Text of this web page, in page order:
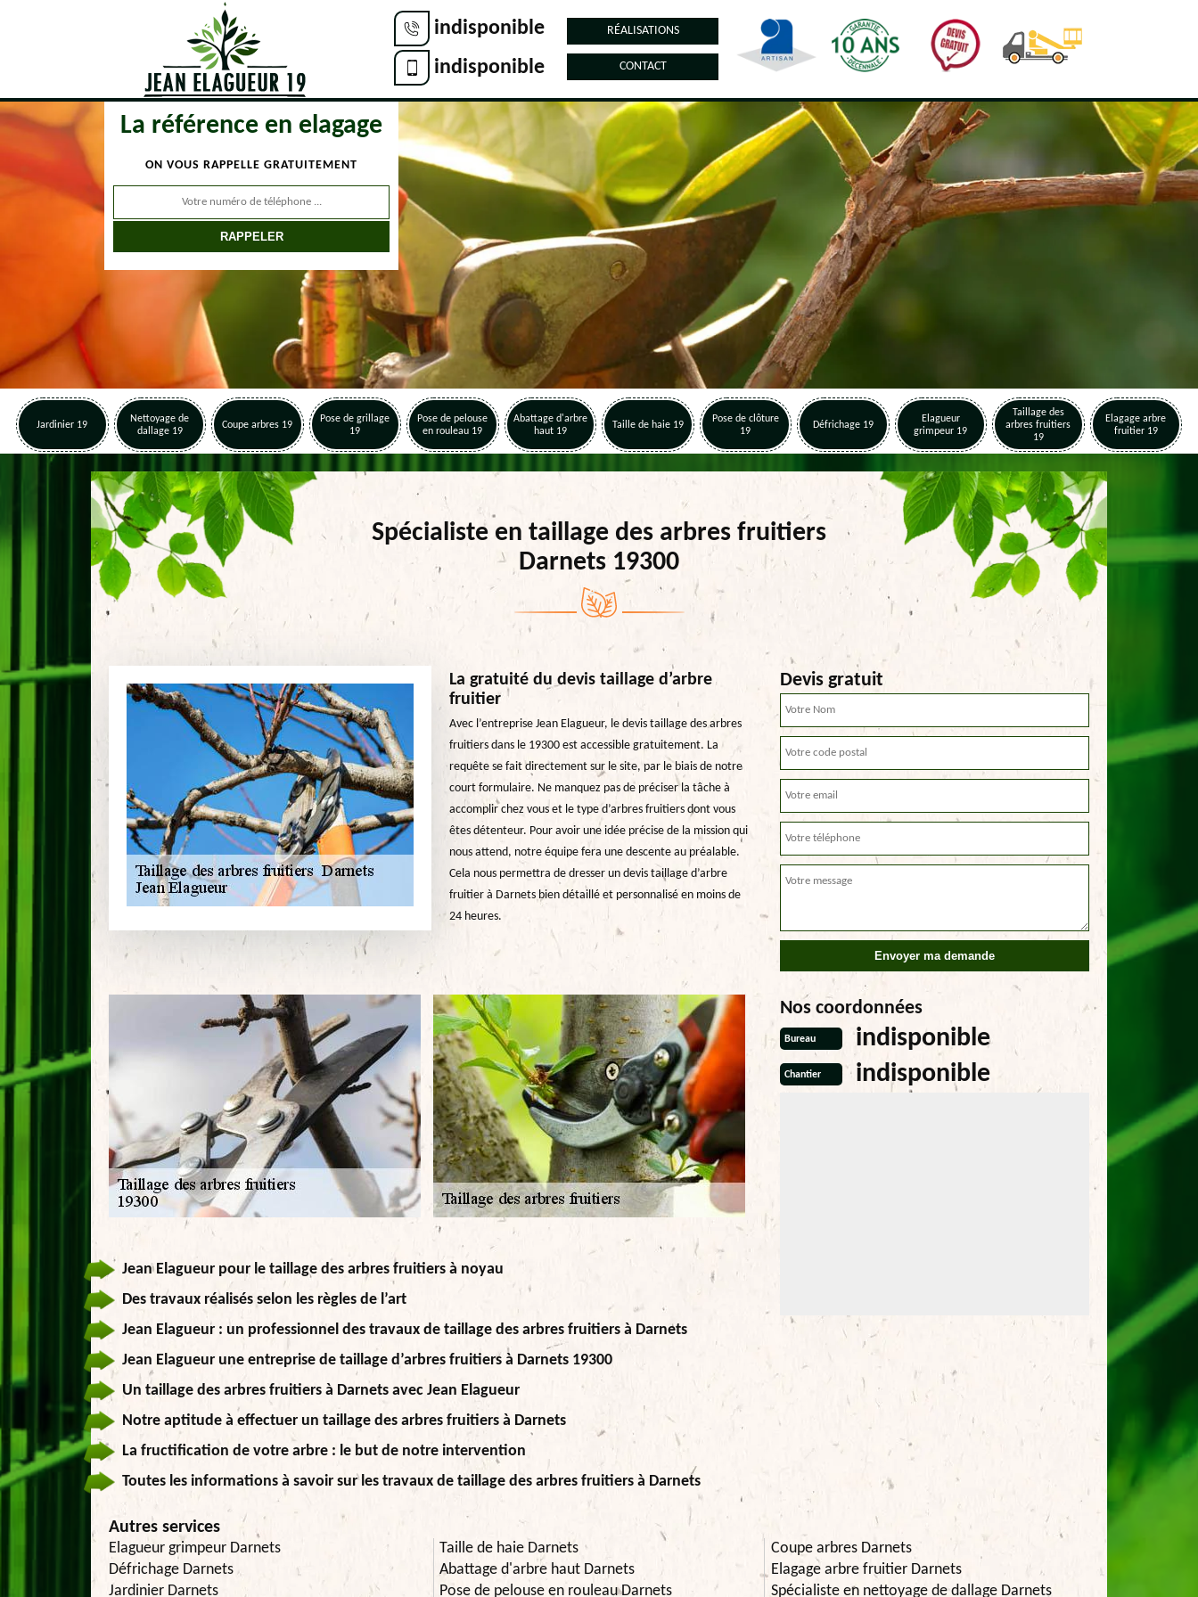
indisponible
indisponible
RÉALISATIONS
CONTACT
La référence en elagage
ON VOUS RAPPELLE GRATUITEMENT
Jardinier 19
Nettoyage de
dallage 19
Coupe arbres 19
Pose de grillage
19
Pose de pelouse
en rouleau 19
Abattage d'arbre
haut 19
Taille de haie 19
Pose de clôture
19
Défrichage 19
Elagueur
grimpeur 19
Taillage des
arbres fruitiers
19
Elagage arbre
fruitier 19
Spécialiste en taillage des arbres fruitiers
Darnets 19300
La gratuité du devis taillage d’arbre
fruitier
Avec l’entreprise Jean Elagueur, le devis taillage des arbres
fruitiers dans le 19300 est accessible gratuitement. La
requête se fait directement sur le site, par le biais de notre
court formulaire. Ne manquez pas de préciser la tâche à
accomplir chez vous et le type d’arbres fruitiers dont vous
êtes détenteur. Pour avoir une idée précise de la mission qui
nous attend, notre équipe fera une descente au préalable.
Cela nous permettra de dresser un devis taillage d’arbre
fruitier à Darnets bien détaillé et personnalisé en moins de
24 heures.
Jean Elagueur pour le taillage des arbres fruitiers à noyau
Des travaux réalisés selon les règles de l’art
Jean Elagueur : un professionnel des travaux de taillage des arbres fruitiers à Darnets
Jean Elagueur une entreprise de taillage d’arbres fruitiers à Darnets 19300
Un taillage des arbres fruitiers à Darnets avec Jean Elagueur
Notre aptitude à effectuer un taillage des arbres fruitiers à Darnets
La fructification de votre arbre : le but de notre intervention
Toutes les informations à savoir sur les travaux de taillage des arbres fruitiers à Darnets
Devis gratuit
Nos coordonnées
Bureau indisponible
Chantier indisponible
Autres services
Elagueur grimpeur Darnets
Défrichage Darnets
Jardinier Darnets
Taille de haie Darnets
Abattage d'arbre haut Darnets
Pose de pelouse en rouleau Darnets
Coupe arbres Darnets
Elagage arbre fruitier Darnets
Spécialiste en nettoyage de dallage Darnets